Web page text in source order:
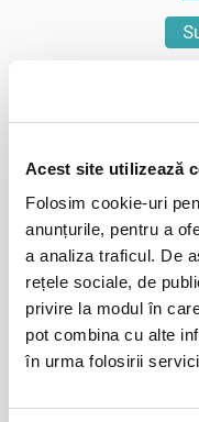
Acest site utilizează
Folosim cookie-uri
anunțurile, pentru a
a analiza traficul. De
rețele sociale, de
privire la modul în
pot combina cu alte
în urma folosirii
Evenimente